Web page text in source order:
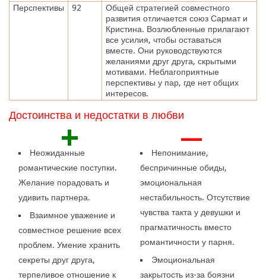
Перспективы
92
Общей стратегией совместного
развития отличается союз Сармат и
Кристина. Возлюбленные прилагают
все усилия, чтобы оставаться
вместе. Они руководствуются
желаниями друг друга, скрытыми
мотивами. Неблагоприятные
перспективы у пар, где нет общих
интересов.
Достоинства и недостатки в любви
+
Неожиданные
романтические поступки.
Желание порадовать и
удивить партнера.
Взаимное уважение и
совместное решение всех
проблем. Умение хранить
секреты друг друга,
терпеливое отношение к
—
Непонимание,
беспричинные обиды,
эмоциональная
нестабильность. Отсутствие
чувства такта у девушки и
прагматичность вместо
романтичности у парня.
Эмоциональная
закрытость из-за боязни